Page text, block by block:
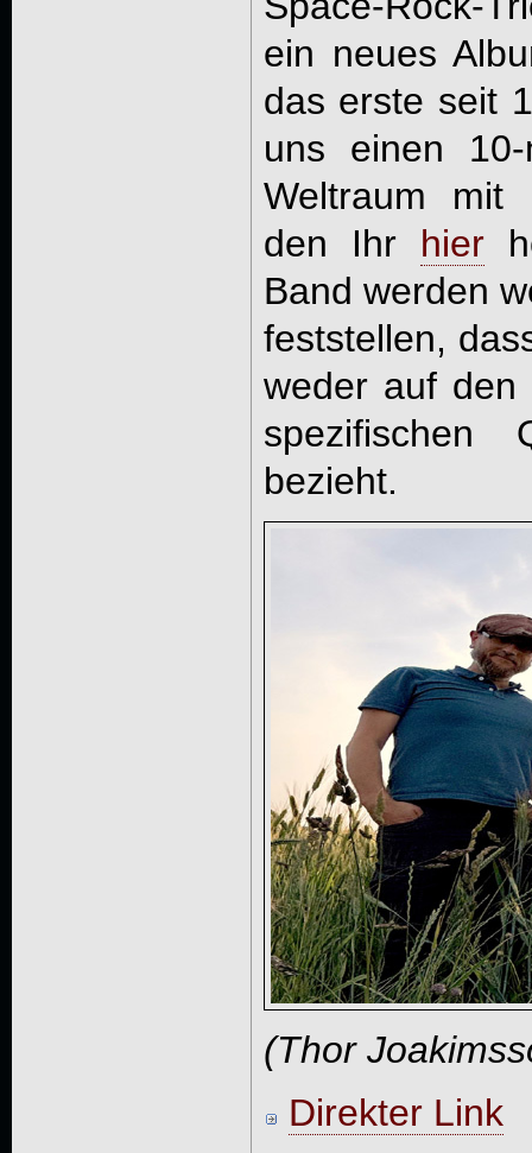
ein neues
das erste seit
uns einen
Weltraum mit
den Ihr hier
Band werden
feststellen,
weder auf den
spezifischen
bezieht.
(Thor
Direkter Link